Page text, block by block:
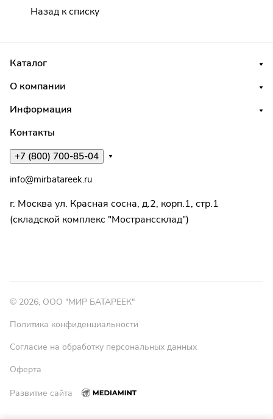
Назад к списку
Каталог
О компании
Информация
Контакты
+7 (800) 700-85-04
info@mirbatareek.ru
г. Москва ул. Красная сосна, д.2, корп.1, стр.1
(складской комплекс "Мостранссклад")
© 2026, ООО "МИР БАТАРЕЕК"
Политика конфиденциальности
Согласие на обработку персональных данных
Оферта
Развитие сайта